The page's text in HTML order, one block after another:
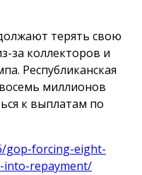
терять свою
за коллекторов и
Республиканская
миллионов
к выплатам по
gop-forcing-eight-
into-repayment/